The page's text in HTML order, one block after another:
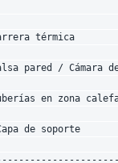
Barrera térmica
pared / Cámara
en zona
Capa de soporte